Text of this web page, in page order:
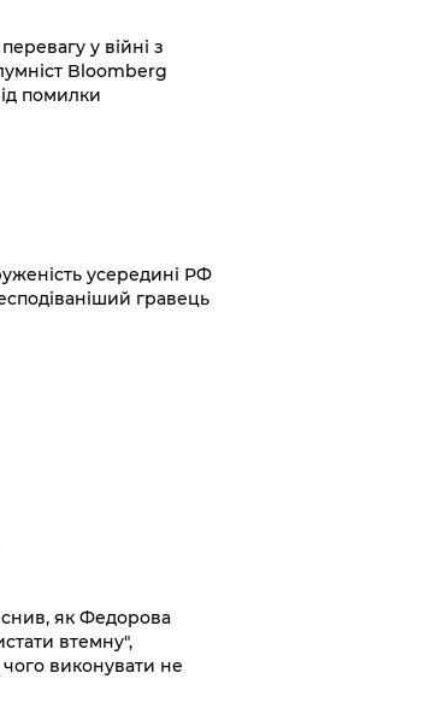
у війні з
Bloomberg
помилки
усередині РФ
гравець
як Федорова
втемну",
виконувати не